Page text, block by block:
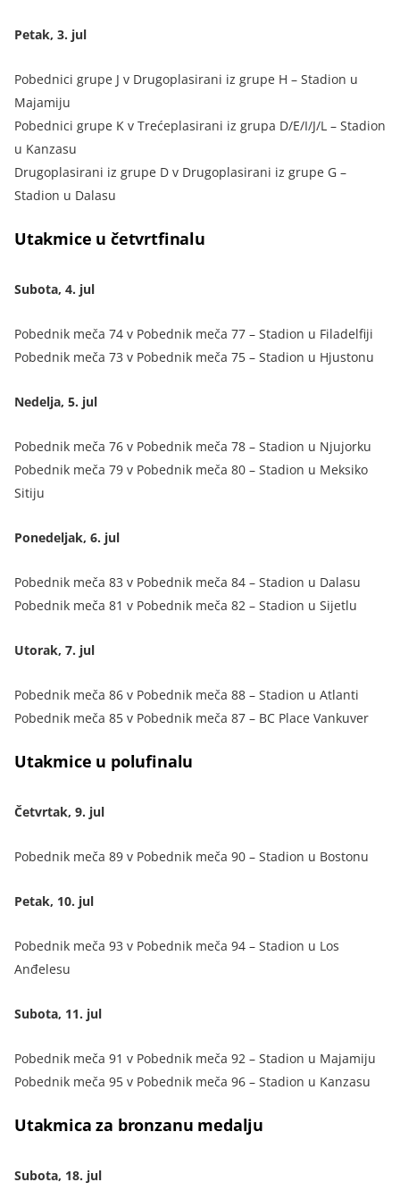
Petak, 3. jul
Pobednici grupe J v Drugoplasirani iz grupe H – Stadion u
Majamiju
Pobednici grupe K v Trećeplasirani iz grupa D/E/I/J/L – Stadion
u Kanzasu
Drugoplasirani iz grupe D v Drugoplasirani iz grupe G –
Stadion u Dalasu
Utakmice u četvrtfinalu
Subota, 4. jul
Pobednik meča 74 v Pobednik meča 77 – Stadion u Filadelfiji
Pobednik meča 73 v Pobednik meča 75 – Stadion u Hjustonu
Nedelja, 5. jul
Pobednik meča 76 v Pobednik meča 78 – Stadion u Njujorku
Pobednik meča 79 v Pobednik meča 80 – Stadion u Meksiko
Sitiju
Ponedeljak, 6. jul
Pobednik meča 83 v Pobednik meča 84 – Stadion u Dalasu
Pobednik meča 81 v Pobednik meča 82 – Stadion u Sijetlu
Utorak, 7. jul
Pobednik meča 86 v Pobednik meča 88 – Stadion u Atlanti
Pobednik meča 85 v Pobednik meča 87 – BC Place Vankuver
Utakmice u polufinalu
Četvrtak, 9. jul
Pobednik meča 89 v Pobednik meča 90 – Stadion u Bostonu
Petak, 10. jul
Pobednik meča 93 v Pobednik meča 94 – Stadion u Los
Anđelesu
Subota, 11. jul
Pobednik meča 91 v Pobednik meča 92 – Stadion u Majamiju
Pobednik meča 95 v Pobednik meča 96 – Stadion u Kanzasu
Utakmica za bronzanu medalju
Subota, 18. jul